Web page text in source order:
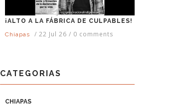
¡ALTO A LA FÁBRICA DE CULPABLES!
Chiapas
/ 22 Jul 26 / 0 comments
CATEGORIAS
CHIAPAS